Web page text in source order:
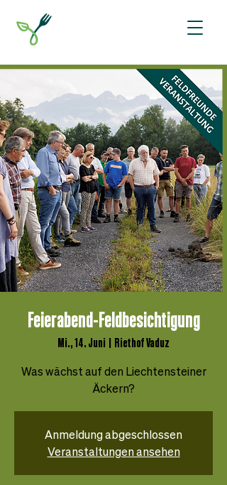
Feierabend-Feldbesichtigung
Mi., 14. Juni
  |
Riethof Vaduz
Was wächst auf den Liechtensteiner
Äckern?
Anmeldung abgeschlossen
Veranstaltungen ansehen